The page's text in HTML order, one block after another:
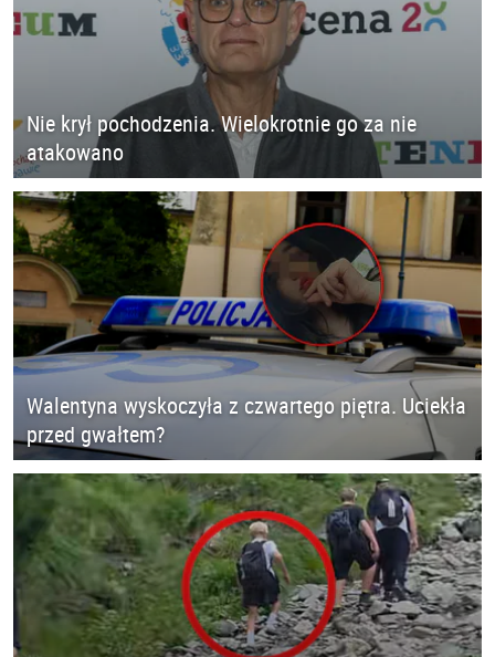
Nie krył pochodzenia. Wielokrotnie go za nie
atakowano
Walentyna wyskoczyła z czwartego piętra. Uciekła
przed gwałtem?